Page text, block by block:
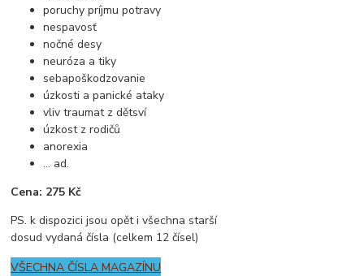
poruchy príjmu potravy
nespavosť
nočné desy
neuróza a tiky
sebapoškodzovanie
úzkosti a panické ataky
vliv traumat z dětsví
úzkost z rodičů
anorexia
... ad.
Cena: 275 Kč
PS. k dispozici jsou opět i všechna starší
dosud vydaná čísla (celkem 12 čísel)
VŠECHNA ČÍSLA MAGAZÍNU